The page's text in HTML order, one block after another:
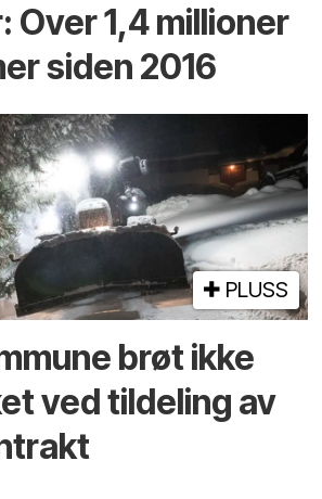
Over 1,4 millioner
siden 2016
PLUSS
brøt ikke
ved tildeling av